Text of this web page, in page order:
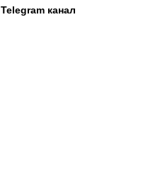
Telegram канал